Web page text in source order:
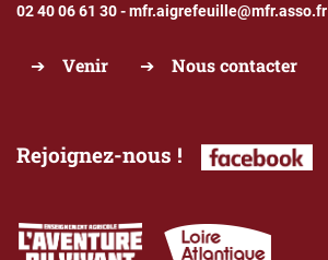
02 40 06 61 30-mfr.aigrefeuille@mfr.asso.fr
Venir Nous contacter
Rejoignez-nous !